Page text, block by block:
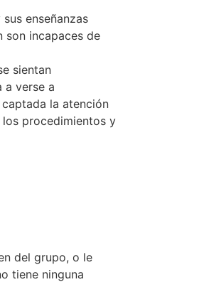
enseñanzas
son incapaces de
sientan
a verse a
la atención
los procedimientos y
del grupo, o le
tiene ninguna